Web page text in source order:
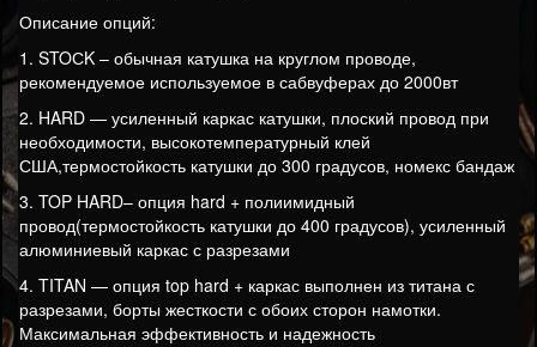
Описание опций:
1. STOСK – обычная катушка на круглом проводе,
рекомендуемое используемое в сабвуферах до 2000вт
2. HARD — усиленный каркас катушки, плоский провод при
необходимости, высокотемпературный клей
США,термостойкость катушки до 300 градусов, номекс бандаж
3. TOP HARD– опция hard + полиимидный
провод(термостойкость катушки до 400 градусов), усиленный
алюминиевый каркас с разрезами
4. TITAN — опция top hard + каркас выполнен из титана с
разрезами, борты жесткости с обоих сторон намотки.
Максимальная эффективность и надежность